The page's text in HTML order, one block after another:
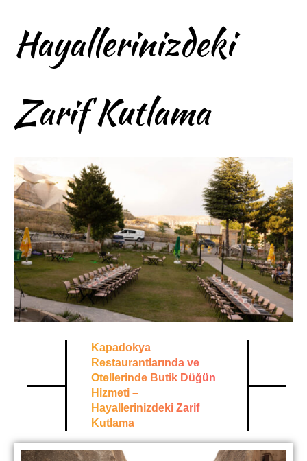
Hayallerinizdeki
Zarif Kutlama
Kapadokya
Restaurantlarında ve
Otellerinde Butik Düğün
Hizmeti –
Hayallerinizdeki Zarif
Kutlama